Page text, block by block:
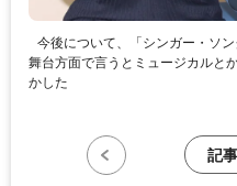
今後について、「シンガー・ソ
舞台方面で言うとミュージカルと
かした
記